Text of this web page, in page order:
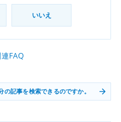
いいえ
FAQ
記事を検索できるのですか。